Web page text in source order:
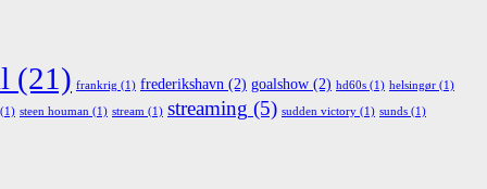
(21) frankrig (1) frederikshavn (2) goalshow (2) hd60s (1) helsingør (1)
(1) steen houman (1) stream (1) streaming (5) sudden victory (1) sunds (1)